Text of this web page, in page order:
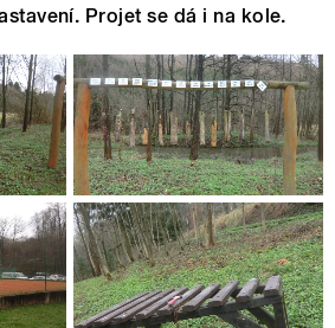
Projet se dá i na kole.